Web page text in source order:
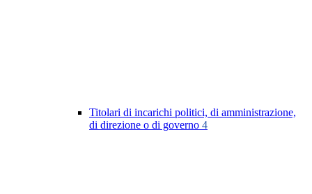
Titolari di incarichi politici, di amministrazione,
di direzione o di governo 4